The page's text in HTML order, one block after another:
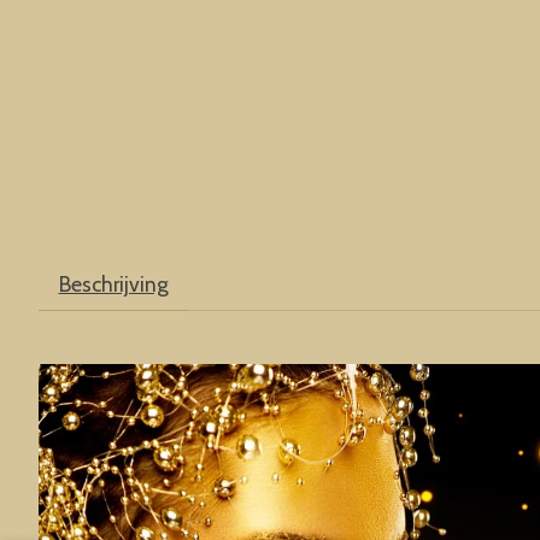
Beschrijving